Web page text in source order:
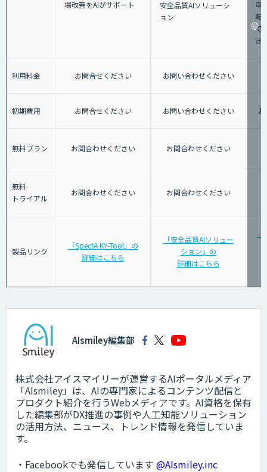
場改善をAIがサポート
安全品質AIソリューシ
ョン
車
転
で
き
利用料金 お問合せください お問い合わせください
初期費用 お問合せください お問い合わせください
無料プラン お問合わせください お問合わせください
無料
トライアル
お問合わせください お問合わせください
製品リンク
「SpectA KY-Tool」の
詳細はこちら
「安全品質AIソリュー
ション」の
詳細はこちら
AIsmiley編集部
株式会社アイスマイリーが運営するAIポータルメディア
「AIsmiley」は、AIの専門家によるコンテンツ配信と
プロダクト紹介を行うWebメディアです。AI資格を保有
した編集部がDX推進の事例や人工知能ソリューション
の活用方法、ニュース、トレンド情報を発信していま
す。
・Facebookでも発信しています @AIsmiley.inc